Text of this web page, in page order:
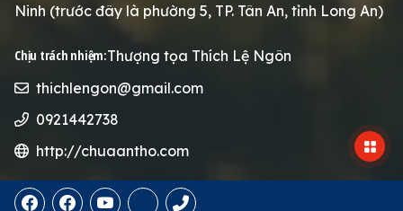
Ninh (trước đây là phường 5, TP. Tân An, tỉnh Long An)
Chịu trách nhiệm:Thượng tọa Thích Lệ Ngôn
thichlengon@gmail.com
0921442738
http://chuaantho.com